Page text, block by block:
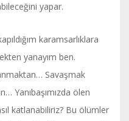
yapar.
karamsarlıklara
yanayım ben.
Savaşmak
Yanıbaşımızda ölen
katlanabiliriz? Bu ölümler